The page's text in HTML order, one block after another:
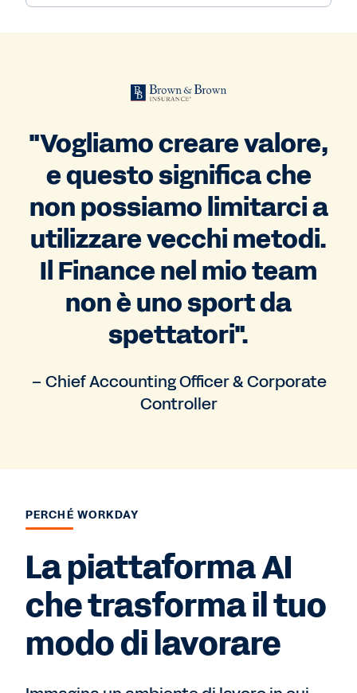
"Vogliamo creare valore,
e questo significa che
non possiamo limitarci a
utilizzare vecchi metodi.
Il Finance nel mio team
non è uno sport da
spettatori".
– Chief Accounting Officer & Corporate
Controller
PERCHÉ WORKDAY
La piattaforma AI
che trasforma il tuo
modo di lavorare